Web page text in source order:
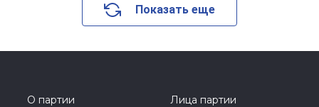
Показать еще
О партии
Лица партии